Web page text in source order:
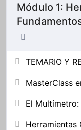
Módulo 1:
TEMARIO Y
MasterClass
El Multímetro:
Herramientas